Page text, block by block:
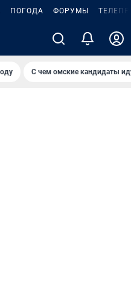
ПОГОДА ФОРУМЫ
С чем омские кандидаты